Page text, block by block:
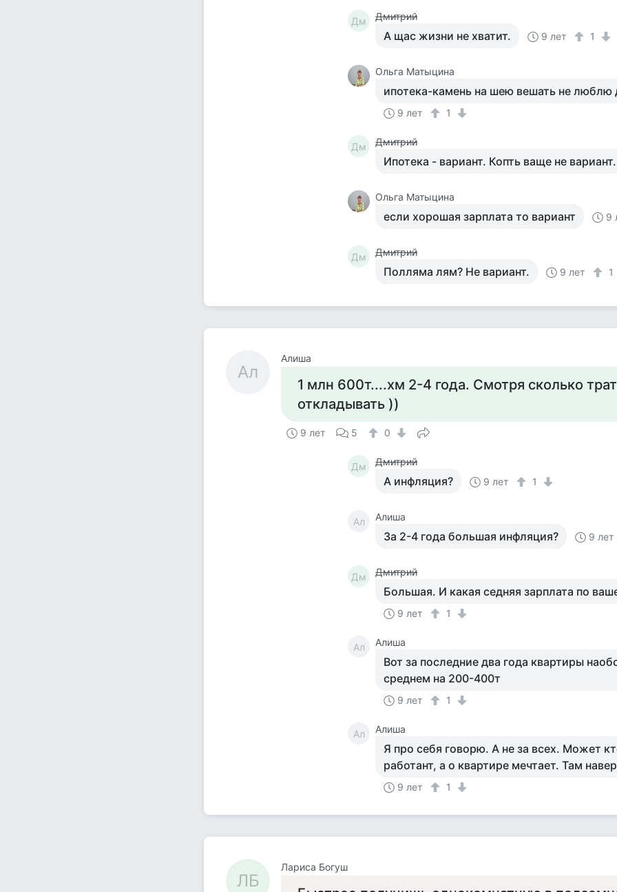
Дм Дмитрий
А щас жизни не хватит. 9 лет 1
Ольга Матыцина
ипотека-камень на шею вешать не люблю
9 лет 1
Дм Дмитрий
Ипотека - вариант. Копть ваще не вариант.
Ольга Матыцина
если хорошая зарплата то вариант 9
Дм Дмитрий
Полляма лям? Не вариант. 9 лет 1
Ал
Алиша
1 млн 600т....хм 2-4 года. Смотря сколько
откладывать ))
9 лет 5 0
Дм Дмитрий
А инфляция? 9 лет 1
Ал Алиша
За 2-4 года большая инфляция? 9 лет
Дм Дмитрий
Большая. И какая седняя зарплата по
9 лет 1
Ал Алиша
Вот за последние два года квартиры
среднем на 200-400т
9 лет 1
Ал Алиша
Я про себя говорю. А не за всех. Может
работант, а о квартире мечтает. Там
9 лет 1
ЛБ
Лариса Богуш